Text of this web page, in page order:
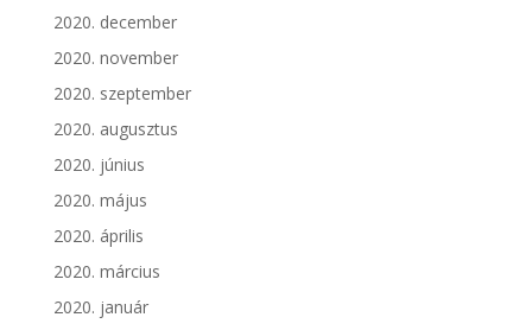
2020. december
2020. november
2020. szeptember
2020. augusztus
2020. június
2020. május
2020. április
2020. március
2020. január